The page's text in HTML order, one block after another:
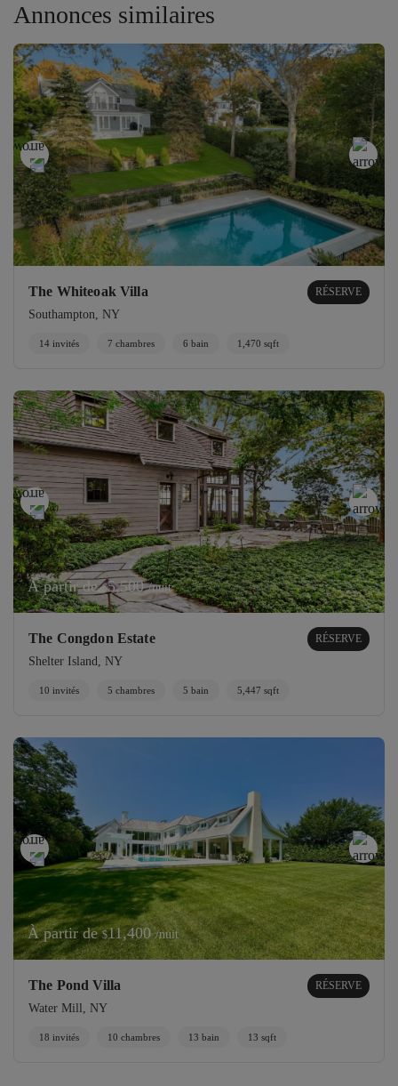
Annonces similaires
The Whiteoak Villa RÉSERVE
Southampton, NY
14 invités 7 chambres 6 bain 1,470 sqft
À partir de$5,500/nuit
The Congdon Estate RÉSERVE
Shelter Island, NY
10 invités 5 chambres 5 bain 5,447 sqft
À partir de$11,400/nuit
The Pond Villa RÉSERVE
Water Mill, NY
18 invités 10 chambres 13 bain 13 sqft